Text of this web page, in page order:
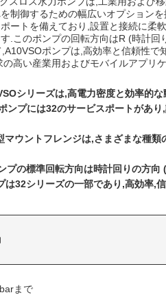
制御するための幅広いオプション
ートを備えており,設置と接続に柔
.このポンプの回転方向はR (時計
ポンプは,高効率と信頼性
高い産業用およびモバイルアプリ
シリーズは,高電力密度と効率的
ンプには32のサービスポートがあ
マウントフレンジは,さまざまな種
プの標準回転方向は時計回りの方
は32シリーズの一部であり,高効率,
まで